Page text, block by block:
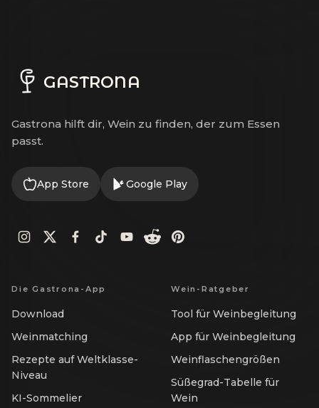
GASTRONA
Gastrona hilft dir, Wein zu finden, der zum Essen
passt.
App Store Google Play
Die Gastrona-App
Download
Weinmatching
Rezepte auf Weltklasse-
Niveau
KI-Sommelier
Wein-Ratgeber
Tool für Weinbegleitung
App für Weinbegleitung
Weinflaschengrößen
Süßegrad-Tabelle für
Wein